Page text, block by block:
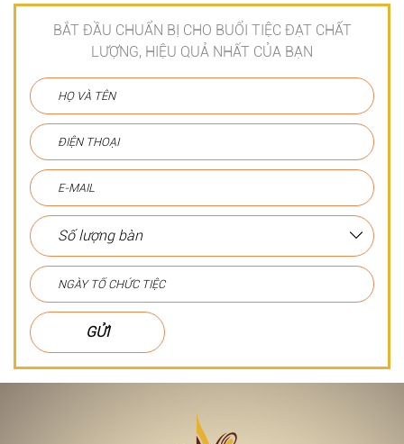
BẮT ĐẦU CHUẨN BỊ CHO BUỔI TIỆC ĐẠT CHẤT
LƯỢNG, HIỆU QUẢ NHẤT CỦA BẠN
GỬI